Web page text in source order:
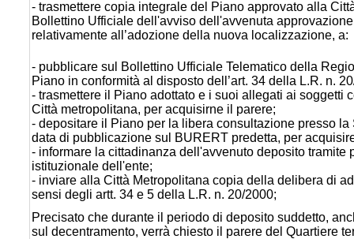
- trasmettere copia integrale del Piano approvato alla
Bollettino Ufficiale dell'avviso dell'avvenuta
relativamente all’adozione della nuova localizzazione, a:
- pubblicare sul Bollettino Ufficiale Telematico della
Piano in conformità al disposto dell’art. 34 della L.R. n.
- trasmettere il Piano adottato e i suoi allegati ai
Città metropolitana, per acquisirne il parere;
- depositare il Piano per la libera consultazione presso
data di pubblicazione sul BURERT predetta, per
- informare la cittadinanza dell'avvenuto deposito
istituzionale dell'ente;
- inviare alla Città Metropolitana copia della delibera di
sensi degli artt. 34 e 5 della L.R. n. 20/2000;
Precisato che durante il periodo di deposito suddetto,
sul decentramento, verrà chiesto il parere del Quartiere